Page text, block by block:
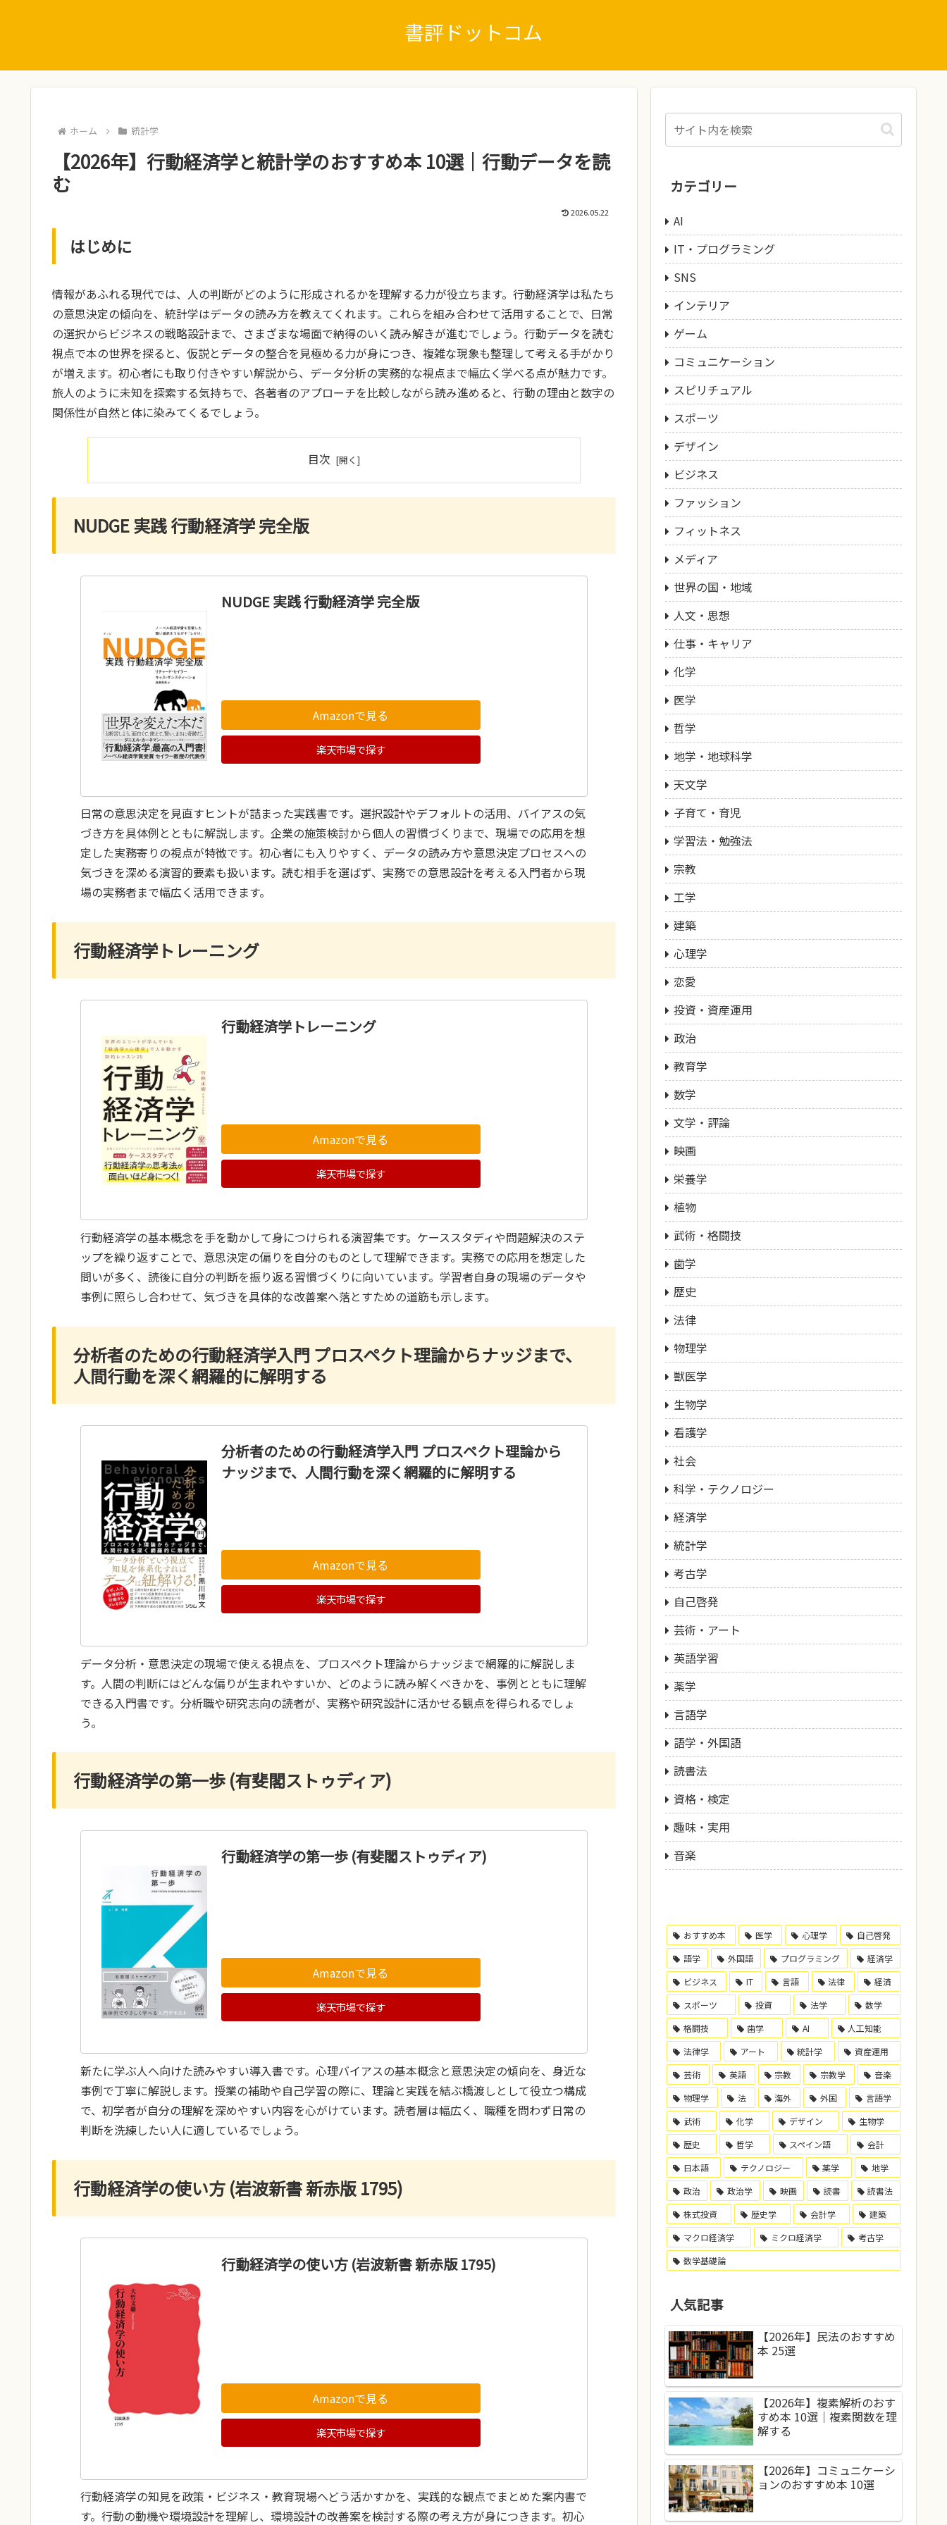
書評ドットコム
ホーム 統計学
【2026年】行動経済学と統計学のおすすめ本 10選｜行動データを読
む
2026.05.22
はじめに
情報があふれる現代では、人の判断がどのように形成されるかを理解する力が役立ちます。行動経済学は私たち
の意思決定の傾向を、統計学はデータの読み方を教えてくれます。これらを組み合わせて活用することで、日常
の選択からビジネスの戦略設計まで、さまざまな場面で納得のいく読み解きが進むでしょう。行動データを読む
視点で本の世界を探ると、仮説とデータの整合を見極める力が身につき、複雑な現象も整理して考える手がかり
が増えます。初心者にも取り付きやすい解説から、データ分析の実務的な視点まで幅広く学べる点が魅力です。
旅人のように未知を探索する気持ちで、各著者のアプローチを比較しながら読み進めると、行動の理由と数字の
関係性が自然と体に染みてくるでしょう。
目次
NUDGE 実践 行動経済学 完全版
NUDGE 実践 行動経済学 完全版
Amazonで見る
楽天市場で探す
日常の意思決定を見直すヒントが詰まった実践書です。選択設計やデフォルトの活用、バイアスの気
づき方を具体例とともに解説します。企業の施策検討から個人の習慣づくりまで、現場での応用を想
定した実務寄りの視点が特徴です。初心者にも入りやすく、データの読み方や意思決定プロセスへの
気づきを深める演習的要素も扱います。読む相手を選ばず、実務での意思設計を考える入門者から現
場の実務者まで幅広く活用できます。
行動経済学トレーニング
行動経済学トレーニング
Amazonで見る
楽天市場で探す
行動経済学の基本概念を手を動かして身につけられる演習集です。ケーススタディや問題解決のステ
ップを繰り返すことで、意思決定の偏りを自分のものとして理解できます。実務での応用を想定した
問いが多く、読後に自分の判断を振り返る習慣づくりに向いています。学習者自身の現場のデータや
事例に照らし合わせて、気づきを具体的な改善案へ落とすための道筋も示します。
分析者のための行動経済学入門 プロスペクト理論からナッジまで、
人間行動を深く網羅的に解明する
分析者のための行動経済学入門 プロスペクト理論から
ナッジまで、人間行動を深く網羅的に解明する
Amazonで見る
楽天市場で探す
データ分析・意思決定の現場で使える視点を、プロスペクト理論からナッジまで網羅的に解説しま
す。人間の判断にはどんな偏りが生まれやすいか、どのように読み解くべきかを、事例とともに理解
できる入門書です。分析職や研究志向の読者が、実務や研究設計に活かせる観点を得られるでしょ
う。
行動経済学の第一歩 (有斐閣ストゥディア)
行動経済学の第一歩 (有斐閣ストゥディア)
Amazonで見る
楽天市場で探す
新たに学ぶ人へ向けた読みやすい導入書です。心理バイアスの基本概念と意思決定の傾向を、身近な
事例で丁寧に解説します。授業の補助や自己学習の際に、理論と実践を結ぶ橋渡しとして役立つ構成
で、初学者が自分の理解を深めやすい内容を心がけています。読者層は幅広く、職種を問わず日常の
判断を洗練したい人に適しているでしょう。
行動経済学の使い方 (岩波新書 新赤版 1795)
行動経済学の使い方 (岩波新書 新赤版 1795)
Amazonで見る
楽天市場で探す
行動経済学の知見を政策・ビジネス・教育現場へどう活かすかを、実践的な観点でまとめた案内書で
す。行動の動機や環境設計を理解し、環境設計の改善案を検討する際の考え方が身につきます。初心
カテゴリー
AI
IT・プログラミング
SNS
インテリア
ゲーム
コミュニケーション
スピリチュアル
スポーツ
デザイン
ビジネス
ファッション
フィットネス
メディア
世界の国・地域
人文・思想
仕事・キャリア
化学
医学
哲学
地学・地球科学
天文学
子育て・育児
学習法・勉強法
宗教
工学
建築
心理学
恋愛
投資・資産運用
政治
教育学
数学
文学・評論
映画
栄養学
植物
武術・格闘技
歯学
歴史
法律
物理学
獣医学
生物学
看護学
社会
科学・テクノロジー
経済学
統計学
考古学
自己啓発
芸術・アート
英語学習
薬学
言語学
語学・外国語
読書法
資格・検定
趣味・実用
音楽
おすすめ本 医学 心理学
自己啓発
語学
外国語 プログラミング
経済学
ビジネス
IT 言語 法律
経済
スポーツ
投資 法学
数学
格闘技
歯学 AI
人工知能
法律学
アート 統計学
資産運用
芸術
英語 宗教 宗教学
音楽
物理学
法 海外 外国
言語学
武術
化学 デザイン
生物学
歴史
哲学 スペイン語
会計
日本語
テクノロジー 薬学
地学
政治
政治学 映画 読書
読書法
株式投資
歴史学 会計学
建築
マクロ経済学
ミクロ経済学
考古学
数学基礎論
人気記事
【2026年】民法のおすすめ
本 25選
【2026年】複素解析のおす
すめ本 10選｜複素関数を理
解する
【2026年】コミュニケーシ
ョンのおすすめ本 10選